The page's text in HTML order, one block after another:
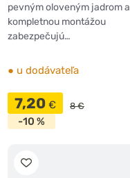
pevným oloveným jadrom a
kompletnou montážou
zabezpečujú…
● u dodávateľa
7,20 € 8 €
-10 %